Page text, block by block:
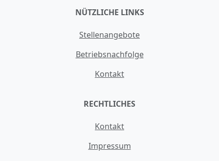
NÜTZLICHE LINKS
Stellenangebote
Betriebsnachfolge
Kontakt
RECHTLICHES
Kontakt
Impressum